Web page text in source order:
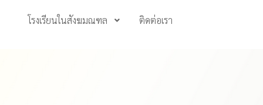
โรงเรียนในสังฆมณฑล ติดต่อเรา